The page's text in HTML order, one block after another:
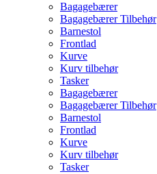
Bagagebærer
Bagagebærer Tilbehør
Barnestol
Frontlad
Kurve
Kurv tilbehør
Tasker
Bagagebærer
Bagagebærer Tilbehør
Barnestol
Frontlad
Kurve
Kurv tilbehør
Tasker